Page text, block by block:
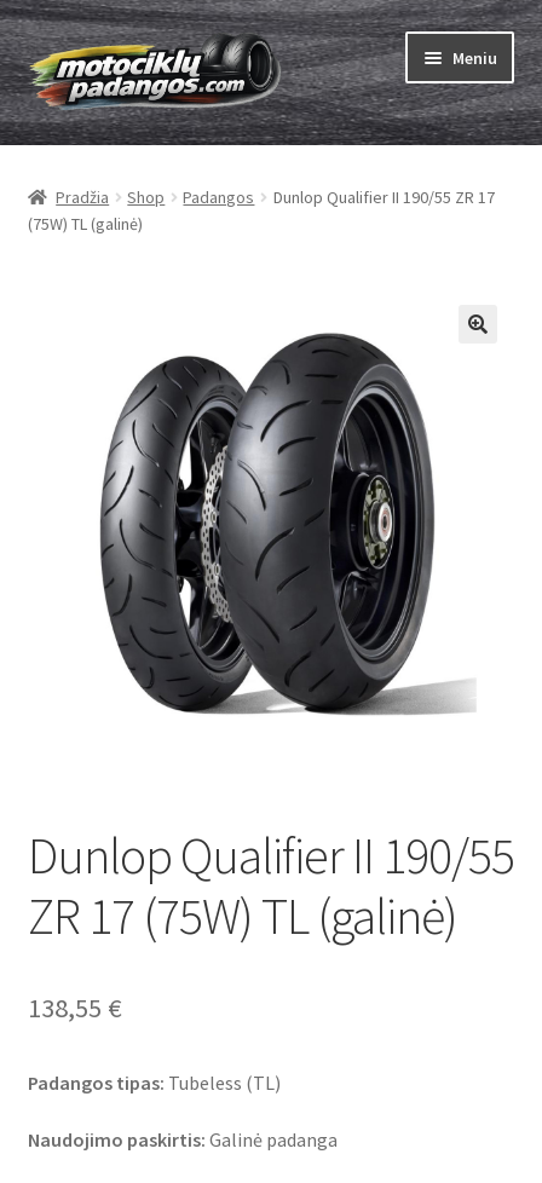
Pereiti
prie
meniu
Pereiti
prie
turinio
Meniu
Padangos
menu
Kameros
menu
Pradžia Shop Padangos
Dunlop Qualifier II 190/55 ZR 17
(75W) TL (galinė)
Dunlop Qualifier II 190/55
ZR 17 (75W) TL (galinė)
138,55 €
Padangos tipas: Tubeless (TL)
Naudojimo paskirtis: Galinė padanga